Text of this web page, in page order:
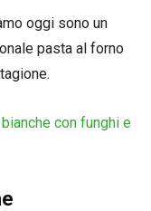
oggi sono un
pasta al forno
con funghi e